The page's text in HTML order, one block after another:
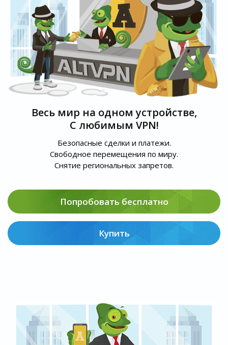
Весь мир на одном устройстве,
С любимым VPN!
Безопасные сделки и платежи.
Свободное перемещения по миру.
Снятие региональных запретов.
Попробовать бесплатно
Купить